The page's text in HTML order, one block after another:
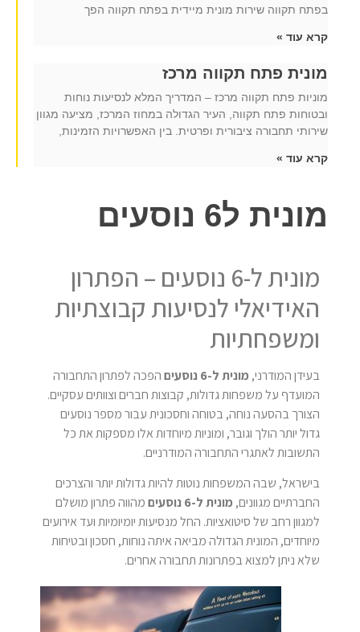
בפתח תקווה שירות מונית מיידית בפתח תקווה הפך
קרא עוד »
מונית פתח תקווה מרכז
מוניות פתח תקווה מרכז – המדריך המלא לנסיעות נוחות
ובטוחות פתח תקווה, העיר הגדולה במחוז המרכז, מציעה מגוון
שירותי תחבורה ציבורית ופרטית. בין האפשרויות הזמינות,
קרא עוד »
מונית ל6 נוסעים
מונית ל-6 נוסעים – הפתרון
האידיאלי לנסיעות קבוצתיות
ומשפחתיות
בעידן המודרני, מונית ל-6 נוסעים
הפכה לפתרון התחבורה
המועדף על משפחות גדולות, קבוצות חברים וצוותים עסקיים.
הצורך בהסעה נוחה, בטוחה וחסכונית עבור מספר נוסעים
גדול יותר הולך וגובר, ומוניות מיוחדות אלו מספקות את כל
התשובות לאתגרי התחבורה המודרניים.
בישראל, שבה המשפחות נוטות להיות גדולות יותר והצרכים
החברתיים מגוונים, מונית ל-6 נוסעים
מהווה פתרון מושלם
למגוון רחב של סיטואציות. החל מנסיעות יומיומיות ועד אירועים
מיוחדים, המונית הגדולה מביאה איתה נוחות, חסכון ובטיחות
שלא ניתן למצוא בפתרונות תחבורה אחרים.